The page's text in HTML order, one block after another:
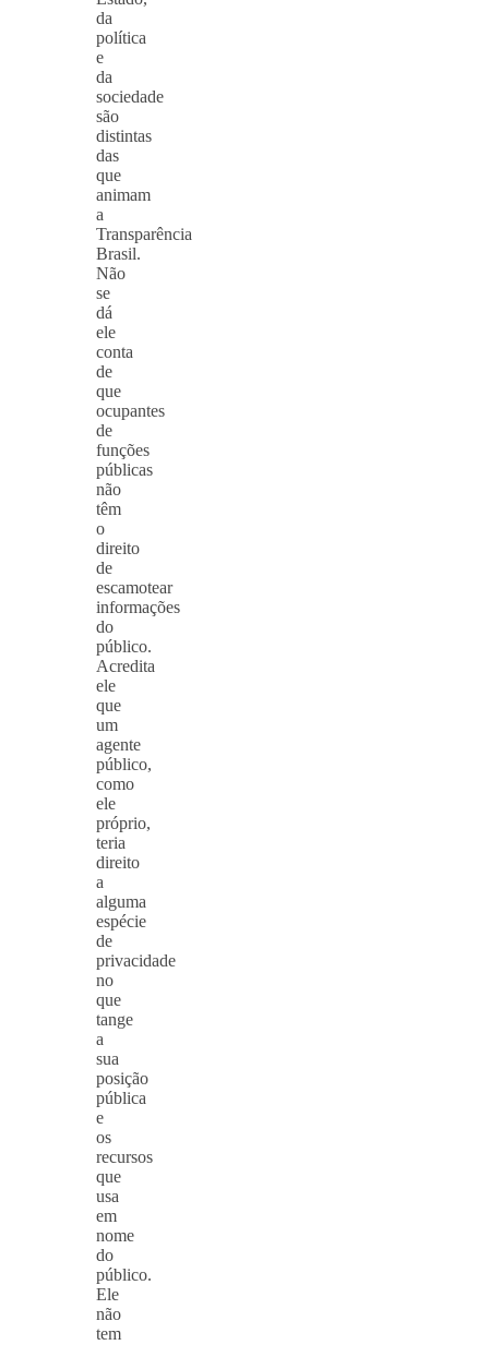
da
política
e
da
sociedade
são
distintas
das
que
animam
a
Transparência
Brasil.
Não
se
dá
ele
conta
de
que
ocupantes
de
funções
públicas
não
têm
o
direito
de
escamotear
informações
do
público.
Acredita
ele
que
um
agente
público,
como
ele
próprio,
teria
direito
a
alguma
espécie
de
privacidade
no
que
tange
a
sua
posição
pública
e
os
recursos
que
usa
em
nome
do
público.
Ele
não
tem